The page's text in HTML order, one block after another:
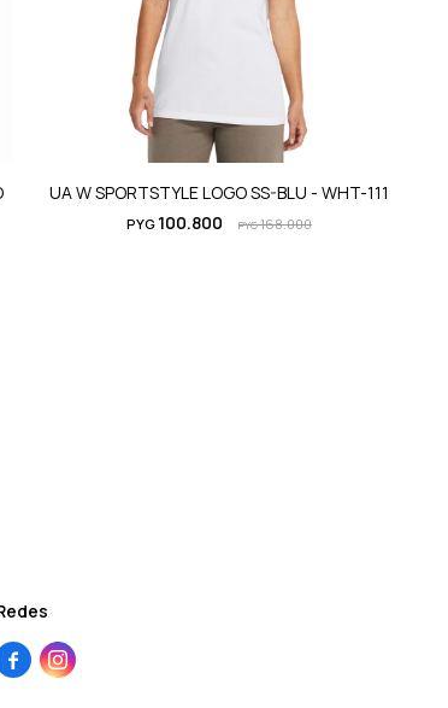
UA W SPORTSTYLE LOGO SS-BLU - WHT-111
PYG 100.800 PYG168.000
 